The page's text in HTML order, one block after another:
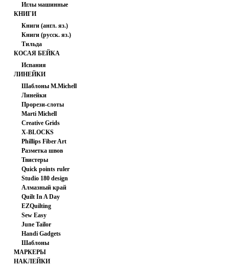
Иглы машинные
КНИГИ
Книги (англ. яз.)
Книги (русск. яз.)
Тильда
КОСАЯ БЕЙКА
Испания
ЛИНЕЙКИ
Шаблоны M.Michell
Линейки
Прорези-слоты
Marti Michell
Creative Grids
X-BLOCKS
Phillips Fiber Art
Разметка швов
Твистеры
Quick points ruler
Studio 180 design
Алмазный край
Quilt In A Day
EZQuilting
Sew Easy
June Tailor
Handi Gadgets
Шаблоны
МАРКЕРЫ
НАКЛЕЙКИ